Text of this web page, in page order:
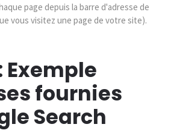
page depuis la barre d'adresse de
vous visitez une page de votre site).
Exemple
fournies
Search